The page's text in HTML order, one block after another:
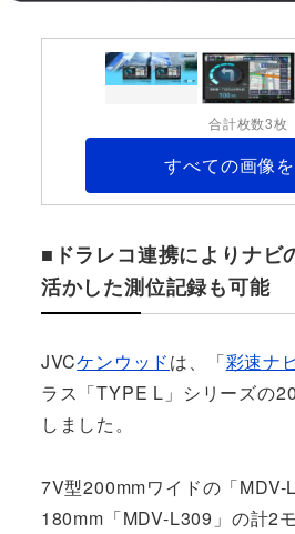
合計枚数3枚
すべての画像
■ドラレコ連携によりナビ
活かした測位記録も可能
JVCケンウッドは、「彩速ナ
ラス「TYPE L」シリーズの
しました。
7V型200mmワイドの「MDV-
180mm「MDV-L309」の計2